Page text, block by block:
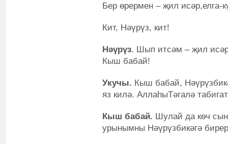
Бер өрермен – җил исәр,елга-
Кит, Нәүрүз, кит!
Нәүрүз. Шып итсәм – җил
Кыш бабай!
Укучы. Кыш бабай,
яз килә. АллаһыТәгалә
Кыш бабай. Шулай да көч
урынымны Нәүрүзбикәгә